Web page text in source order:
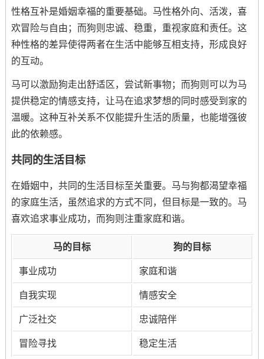
性格互补是婚姻幸福的重要基础。马性格外向、活泼，喜
欢冒险与自由；而狗则忠诚、稳重，重视家庭和责任。这
种性格的差异使得两者在生活中能够互相支持，形成良好
的互动。
马可以激励狗走出舒适区，尝试新事物；而狗则可以为马
提供稳定的情感支持，让马在追求梦想的同时感受到家的
温暖。这种互补关系不仅能提升生活的质量，也能增强彼
此的依赖感。
共同的生活目标
在婚姻中，共同的生活目标至关重要。马与狗都渴望幸福
的家庭生活，虽然追求的方式不同，但目标是一致的。马
喜欢追求事业成功，而狗则注重家庭和谐。
马的目标 狗的目标
事业成功 家庭和谐
自我实现 情感安全
广泛社交 忠诚陪伴
冒险寻找 稳定生活